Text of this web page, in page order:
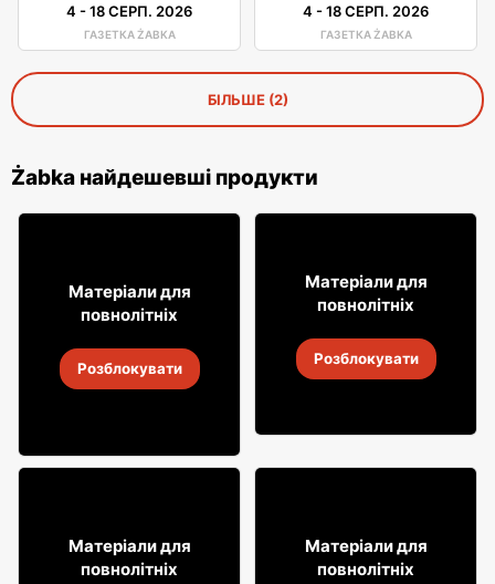
4 -18 СЕРП. 2026
ГАЗЕТКА ŻABKA
4 -18 СЕРП. 2026
ГАЗЕТКА ŻABKA
БІЛЬШЕ (2)
Żabka найдешевші продукти
7 99
Випий Captain Morgan
18 серп. 2026
Матеріали для
повнолітніх
Розблокувати
1699
18 серп. 2026
Матеріали для
повнолітніх
Розблокувати
49
Матеріали для
повнолітніх
2999
Матеріали для
повнолітніх